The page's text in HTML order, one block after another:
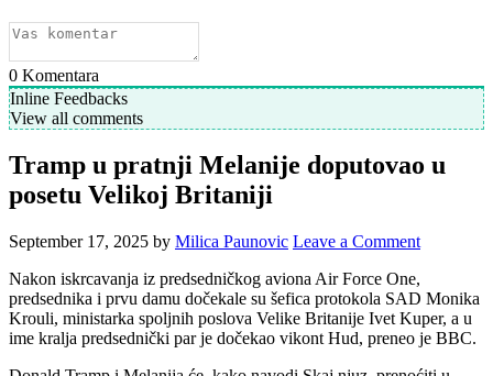
0 Komentara
Inline Feedbacks
View all comments
Tramp u pratnji Melanije doputovao u
posetu Velikoj Britaniji
September 17, 2025 by Milica Paunovic Leave a Comment
Nakon iskrcavanja iz predsedničkog aviona Air Force One,
predsednika i prvu damu dočekale su šefica protokola SAD Monika
Krouli, ministarka spoljnih poslova Velike Britanije Ivet Kuper, a u
ime kralja predsednički par je dočekao vikont Hud, preneo je BBC.